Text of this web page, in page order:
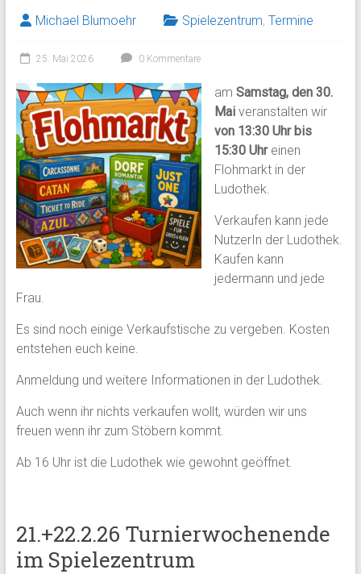
Michael Blumoehr Spielezentrum, Termine
25. Mai 2026 0 Kommentare
amSamstag, den 30.
Mai veranstalten wir
von 13:30 Uhr bis
15:30 Uhreinen
Flohmarkt in der
Ludothek.
Verkaufen kann jede
NutzerIn der Ludothek.
Kaufen kann
jedermann und jede
Frau.
Es sind noch einige Verkaufstische zu vergeben. Kosten
entstehen euch keine.
Anmeldung und weitere Informationen in der Ludothek.
Auch wenn ihr nichts verkaufen wollt, würden wir uns
freuen wenn ihr zum Stöbern kommt.
Ab 16 Uhr ist die Ludothek wie gewohnt geöffnet.
21.+22.2.26 Turnierwochenende
im Spielezentrum